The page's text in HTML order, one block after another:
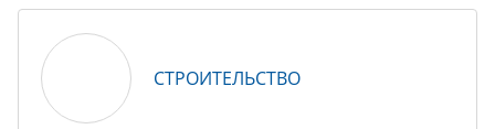
СТРОИТЕЛЬСТВО